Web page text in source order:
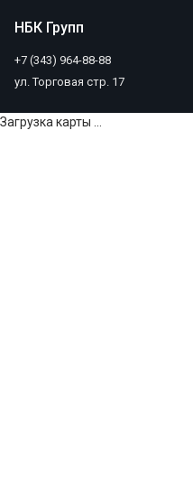
НБК Групп
+7 (343) 964-88-88
ул. Торговая стр. 17
Загрузка карты ...